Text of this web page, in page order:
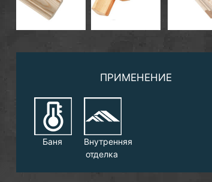
ПРИМЕНЕНИЕ
Баня
Внутренняя
отделка